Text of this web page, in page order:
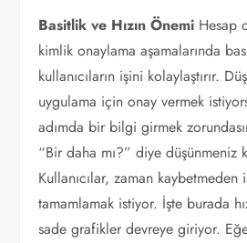
Basitlik ve Hızın Önemi Hesap
kimlik onaylama aşamalarında
kullanıcıların işini kolaylaştırır.
uygulama için onay vermek
adımda bir bilgi girmek
“Bir daha mı?” diye düşünmeniz
Kullanıcılar, zaman kaybetmeden
tamamlamak istiyor. İşte burada
sade grafikler devreye giriyor.